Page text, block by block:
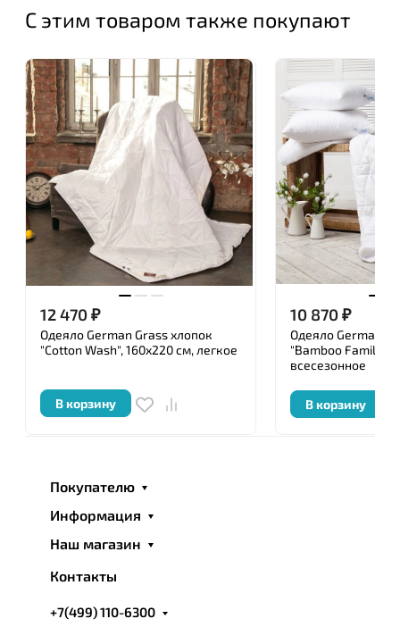
С этим товаром также покупают
12 470₽
Одеяло German Grass хлопок
"Cotton Wash", 160x220 см, легкое
В корзину
10 870₽
Одеяло German
"Bamboo Familie
всесезонное
В корзину
Покупателю
Информация
Наш магазин
Контакты
+7(499) 110-6300